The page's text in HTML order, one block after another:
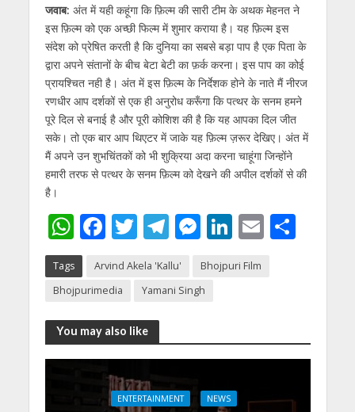
जवाब: अंत में यही कहूंगा कि फ़िल्म की सारी टीम के अथक मेहनत ने
इस फ़िल्म को एक अच्छी फिल्म में शुमार कराया है। यह फ़िल्म इस
संदेश को प्रेषित करती है कि दुनिया का सबसे बड़ा पाप है एक पिता के
द्वारा अपने संतानों के बीच बेटा बेटी का फ़र्क करना। इस पाप का कोई
प्रायश्चित नही है। अंत में इस फ़िल्म के निर्देशक होने के नाते मैं नीरज
रणधीर आप दर्शकों से एक ही अनुरोध करूँगा कि पत्थर के सनम हमने
पूरे दिल से बनाई है और पूरी कोशिश की है कि यह आपका दिल जीत
सके। तो एक बार आप थिएटर में जाके यह फ़िल्म ज़रूर देखिए। अंत में
मैं अपने उन शुभचिंतकों को भी शुक्रिया अदा करना चाहूंगा जिन्होंने
हमारी तरफ से पत्थर के सनम फ़िल्म को देखने की अपील दर्शकों से की
है।
W
h
at
s
A
p
F
e
b
o
o
k
T
itt
er
T
e
gr
m
M
ss
e
g
Li
k
n
E S
Tags Arvind Akela 'Kallu'
Bhojpuri Film
Bhojpurimedia
Yamani Singh
You may also like
ENTERTAINMENT NEWS